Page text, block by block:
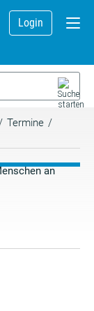
Login
Termine /